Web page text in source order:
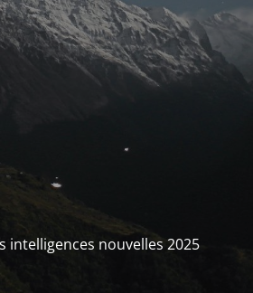
intelligences nouvelles 2025